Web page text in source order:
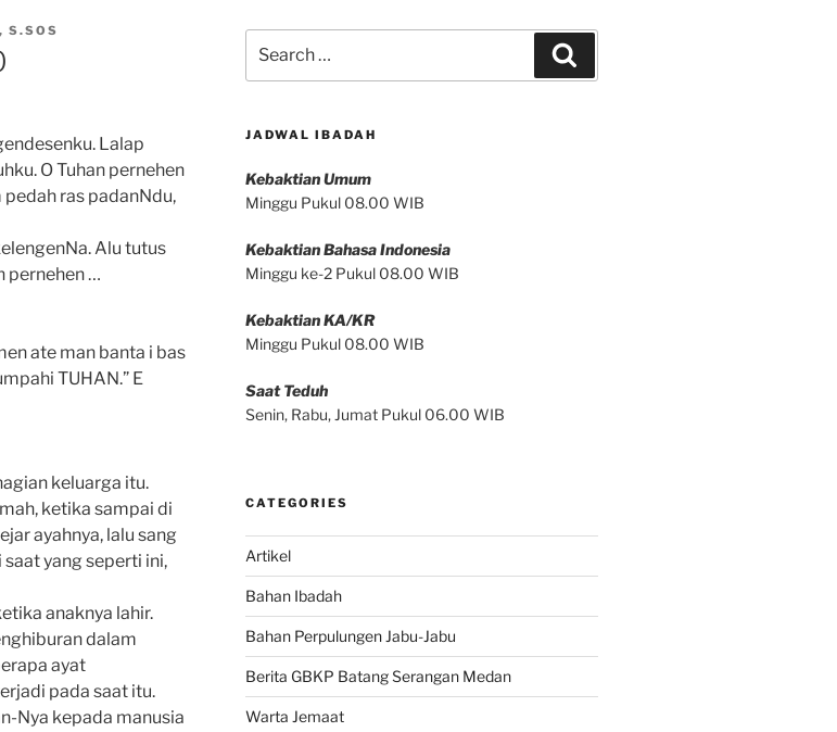
S.SOS
Lalap
O Tuhan pernehen
ras padanNdu,
Alu tutus
pernehen …
ate man banta i bas
TUHAN.” E
keluarga itu.
ketika sampai di
ayahnya, lalu sang
yang seperti ini,
anaknya lahir.
dalam
ayat
pada saat itu.
Nya kepada manusia
for:
JADWAL IBADAH
Kebaktian Umum
Minggu Pukul 08.00 WIB
Kebaktian Bahasa Indonesia
Minggu ke-2 Pukul 08.00 WIB
Kebaktian KA/KR
Minggu Pukul 08.00 WIB
Saat Teduh
Senin, Rabu, Jumat Pukul 06.00 WIB
CATEGORIES
Artikel
Bahan Ibadah
Bahan Perpulungen Jabu-Jabu
Berita GBKP Batang Serangan Medan
Warta Jemaat